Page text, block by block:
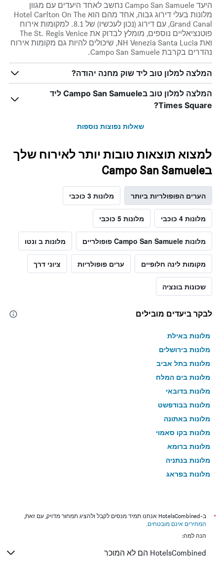
היעד Campo San Samuele נחשב לאחד היעדים עם מגוון
מלונות בעלי דירוג גבוה, אחד מהם הוא Hotel Carlton On The
Grand Canal, עם דירוג (נכון לעכשיו) של 8.1. למקומות אירוח
פוטנציאליים נוספים, מומלץ לבדוק את The St. Regis Venice
ואת NH Venezia Santa Lucia, שיכולים להיות גם מקומות אירוח
נהדרים בקרבת Campo San Samuele.
המלצה למלון טוב ליד שוק מחנה יהודה?
המלצה למלון טוב בCampo San Samuele ליד
Times Square?
שאלות נפוצות נוספות
למצוא תוצאות טובות יותר לאירוח שלך
בCampo San Samuele
הערים הפופולריות ביותר מלונות 3 כוכבי
מלונות 4 כוכבי מלונות 5 כוכבי
מלונות Campo San Samuele פופולריים מלונות ב ונטו
מקומות לינה חלופיים ערים פופולריות ציוני דרך
שכונות בונציה
לבקר ביעדים מובילים
מלונות באילת
מלונות בירושלים
מלונות בתל אביב
מלונות בים המלח
מלונות בדובאי
מלונות בבודפשט
מלונות באתונה
מלונות בקו סאמוי
מלונות ברומא
מלונות בנתניה
מלונות בפראג
מלונות בניו יורק
מלונות בבנגקוק
מלונות בבוקרשט
*
ב-HotelsCombined אנחנו תמיד מנסים לקבל ולהציג תמחור מדויק, עם זאת,
המחירים אינם מובטחים.
הנה למה:
HotelsCombined הם לא המוכר